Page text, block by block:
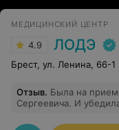
МЕДИЦИНСКИЙ ЦЕНТР
4.9 ЛОДЭ
Брест, ул. Ленина, 66-1
Отзыв. Была на
Сергеевича. И
правдивы. Поэтому